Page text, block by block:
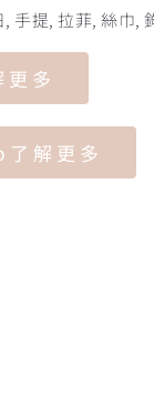
, 手提, 拉菲, 絲巾,
多
解更多